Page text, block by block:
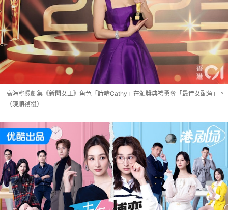
高海寧憑劇集《新聞女王》角色「詩晴Cathy」在頒獎典禮勇奪「最佳女配角」。
（陳順禎攝）